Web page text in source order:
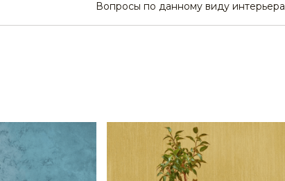
Вопросы по данному виду интерьера